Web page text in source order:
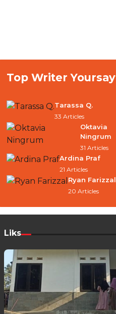
Top Writer Yoursay
Tarassa Q.
33 Articles
Oktavia
Ningrum
31 Articles
Ardina Praf
21 Articles
Ryan Farizzal
20 Articles
Liks